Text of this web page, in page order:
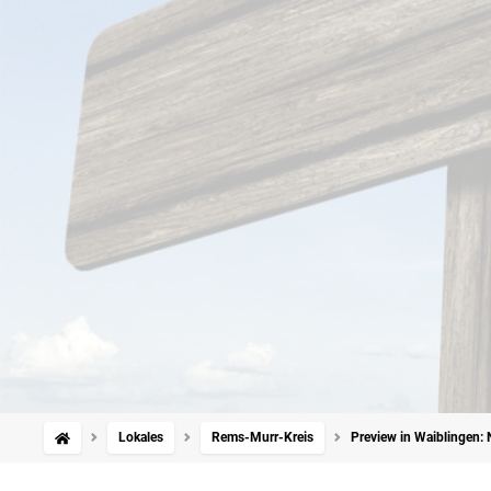
Lokales Rems-Murr-Kreis Preview in Waiblingen: